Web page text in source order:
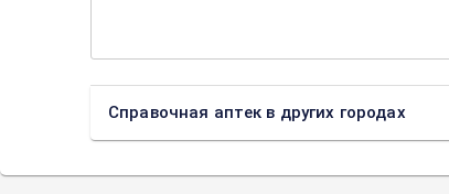
Справочная аптек в других городах